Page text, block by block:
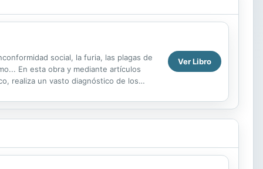
social, la furia, las plagas de
En esta obra y mediante artículos
realiza un vasto diagnóstico de los
Ver Libro